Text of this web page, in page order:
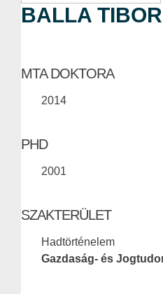
BALLA TIBOR
MTA DOKTORA
2014
PHD
2001
SZAKTERÜLET
Hadtörténelem
Gazdaság- és